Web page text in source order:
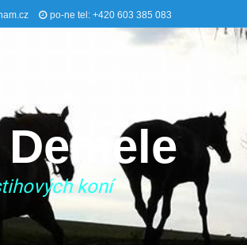
po-ne tel: +420 603 385 083
koní